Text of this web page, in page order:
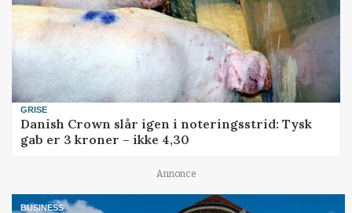
GRISE
Danish Crown slår igen i noteringsstrid: Tysk
gab er 3 kroner – ikke 4,30
Annonce
BUSINESS